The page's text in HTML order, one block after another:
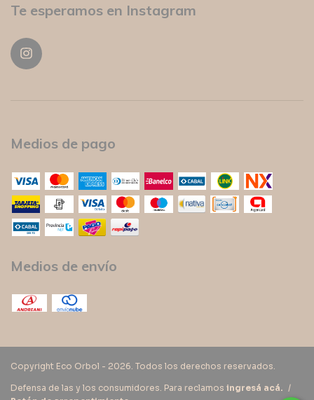
Te esperamos en Instagram
Medios de pago
Medios de envío
Copyright Eco Orbol - 2026. Todos los derechos reservados.
Defensa de las y los consumidores. Para reclamos ingresá acá. /